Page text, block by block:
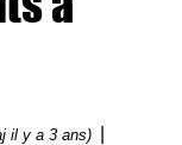
il y a 3 ans)